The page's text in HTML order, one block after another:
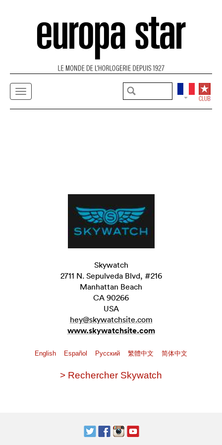
Skywatch
2711 N. Sepulveda Blvd, #216
Manhattan Beach
CA 90266
USA
hey@skywatchsite.com
www.skywatchsite.com
English Español Pусский 繁體中文 简体中文
> Rechercher Skywatch